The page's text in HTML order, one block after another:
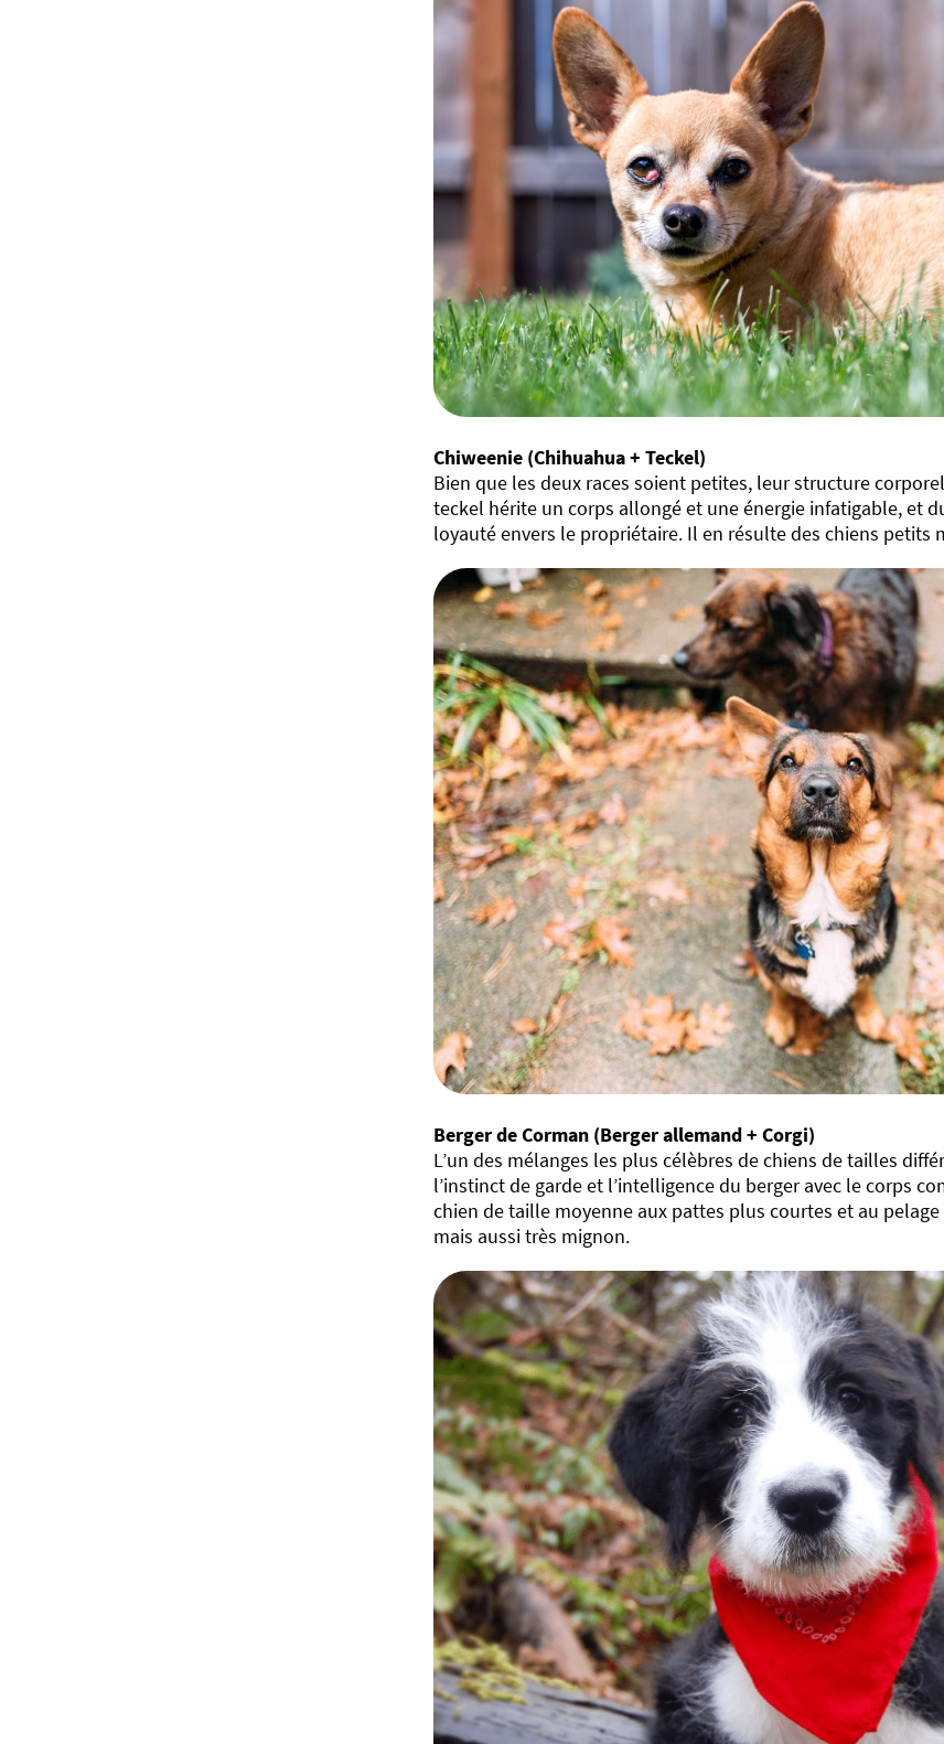
Chiweenie (Chihuahua + Teckel)
Bien que les deux races soient petites, leur structure
teckel hérite un corps allongé et une énergie infatigable, et
loyauté envers le propriétaire. Il en résulte des chiens petits
Berger de Corman (Berger allemand + Corgi)
L’un des mélanges les plus célèbres de chiens de tailles
l’instinct de garde et l’intelligence du berger avec le corps
chien de taille moyenne aux pattes plus courtes et au
mais aussi très mignon.